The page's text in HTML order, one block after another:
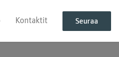
Kontaktit Seuraa